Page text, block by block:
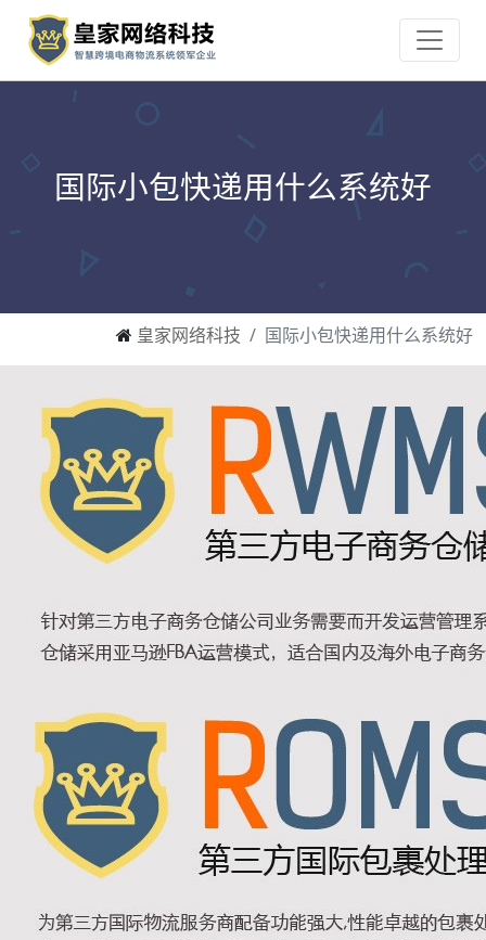
国际小包快递用什么系统好
皇家网络科技 国际小包快递用什么系统好